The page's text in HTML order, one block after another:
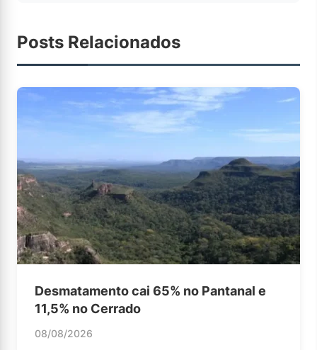
Posts Relacionados
Desmatamento cai 65% no Pantanal e
11,5% no Cerrado
08/08/2026